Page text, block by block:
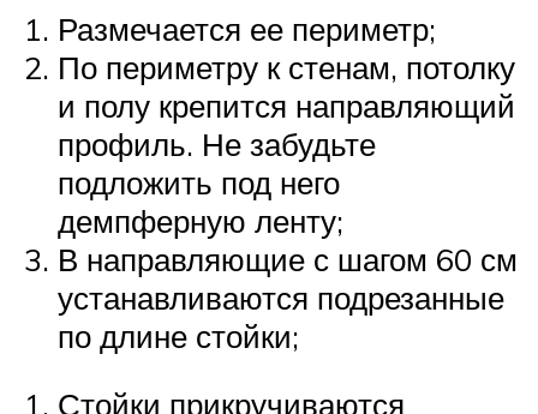
Размечается ее периметр;
По периметру к стенам, потолку
и полу крепится направляющий
профиль. Не забудьте
подложить под него
демпферную ленту;
В направляющие с шагом 60 см
устанавливаются подрезанные
по длине стойки;
Стойки прикручиваются